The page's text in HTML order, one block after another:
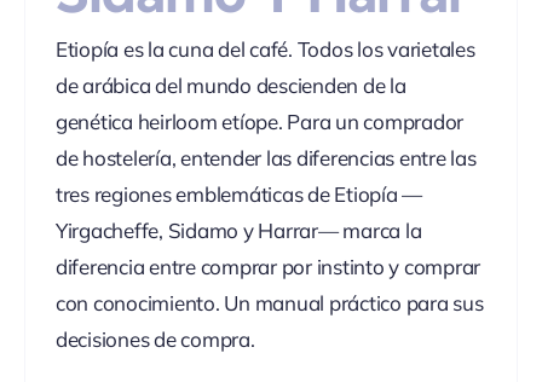
Etiopía es la cuna del café. Todos los varietales
de arábica del mundo descienden de la
genética heirloom etíope. Para un comprador
de hostelería, entender las diferencias entre las
tres regiones emblemáticas de Etiopía —
Yirgacheffe, Sidamo y Harrar— marca la
diferencia entre comprar por instinto y comprar
con conocimiento. Un manual práctico para sus
decisiones de compra.